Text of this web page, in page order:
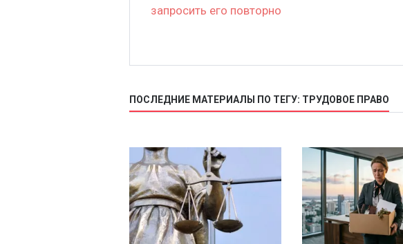
запросить его повторно
ПОСЛЕДНИЕ МАТЕРИАЛЫ ПО ТЕГУ: ТРУДОВОЕ ПРАВО